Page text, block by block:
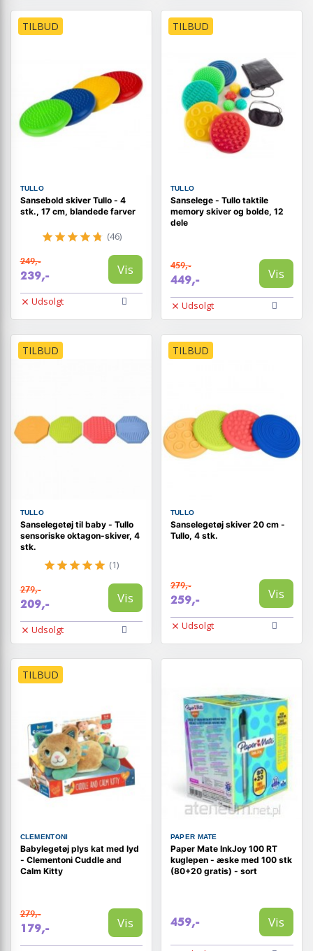
TILBUD
TULLO
Sansebold skiver Tullo - 4
stk., 17 cm, blandede farver
(46)
249,-
239,- Vis
Udsolgt
TILBUD
TULLO
Sanselege - Tullo taktile
memory skiver og bolde, 12
dele
459,-
449,- Vis
Udsolgt
TILBUD
TULLO
Sanselegetøj til baby - Tullo
sensoriske oktagon-skiver, 4
stk.
(1)
279,-
209,- Vis
Udsolgt
TILBUD
TULLO
Sanselegetøj skiver 20 cm -
Tullo, 4 stk.
279,-
259,- Vis
Udsolgt
TILBUD
CLEMENTONI
Babylegetøj plys kat med lyd
- Clementoni Cuddle and
Calm Kitty
279,-
179,- Vis
PAPER MATE
Paper Mate InkJoy 100 RT
kuglepen - æske med 100 stk
(80+20 gratis) - sort
459,- Vis